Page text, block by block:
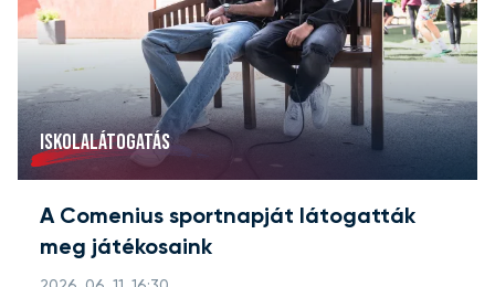
ISKOLALÁTOGATÁS
A Comenius sportnapját látogatták
meg játékosaink